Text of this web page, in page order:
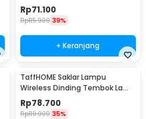
Program 220V - KG316T
Rp71.100
Rp115.900 39%
+ Keranjang
TaffHOME Saklar Lampu
Wireless Dinding Tembok Lamp
Switch RF 433MHz 2 Gang 2
Receiver - WHK01
Rp78.700
Rp119.900 35%